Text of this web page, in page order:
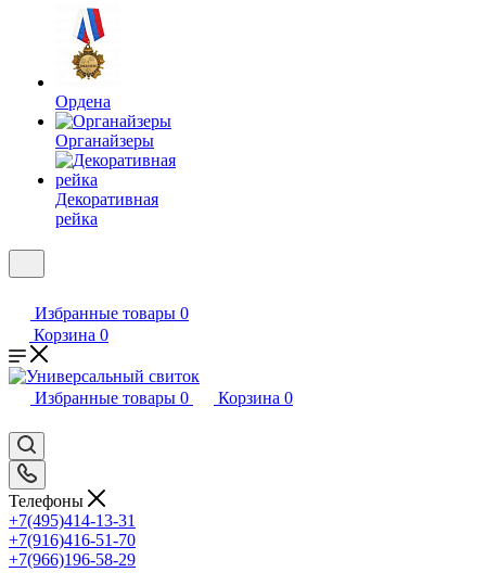
Ордена
Органайзеры
Декоративная
рейка
Избранные товары 0
Корзина 0
Избранные товары 0 Корзина 0
Телефоны
+7(495)414-13-31
+7(916)416-51-70
+7(966)196-58-29